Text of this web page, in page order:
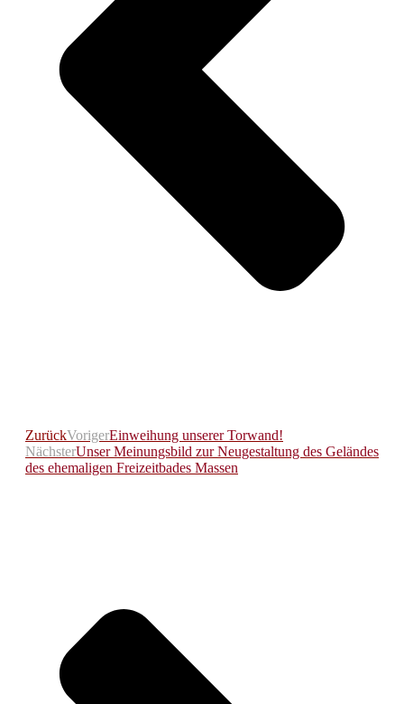
ZurückVorigerEinweihung unserer Torwand!
NächsterUnser Meinungsbild zur Neugestaltung des Geländes
des ehemaligen Freizeitbades Massen